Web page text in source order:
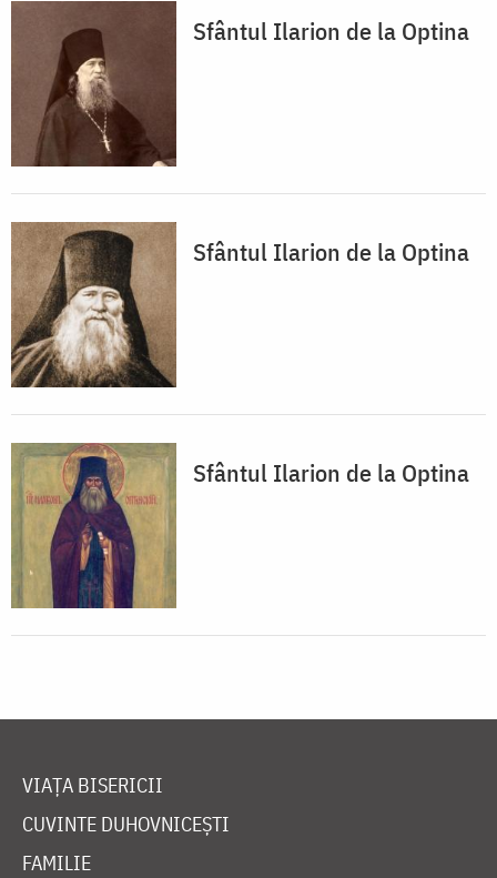
Sfântul Ilarion de la Optina
Sfântul Ilarion de la Optina
Sfântul Ilarion de la Optina
VIAȚA BISERICII
CUVINTE DUHOVNICEȘTI
FAMILIE